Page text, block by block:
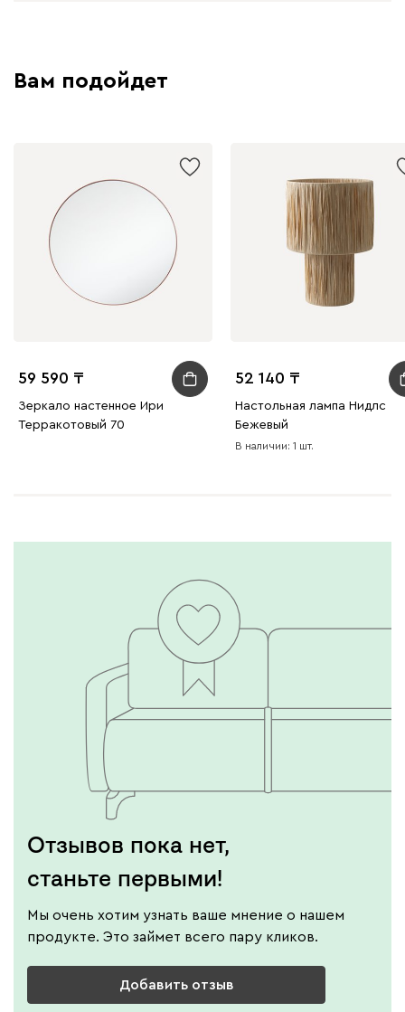
Вам подойдет
59 590
Зеркало настенное Ири
Терракотовый 70
52 140
Настольная лампа Нидлс
Бежевый
В наличии: 1 шт.
Отзывов пока нет,
станьте первыми!
Мы очень хотим узнать ваше мнение о нашем
продукте. Это займет всего пару кликов.
Добавить отзыв